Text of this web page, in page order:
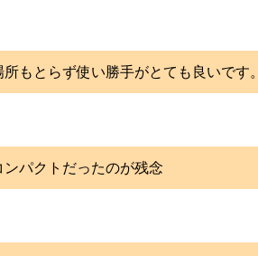
もとらず使い勝手がとても良いです。
パクトだったのが残念